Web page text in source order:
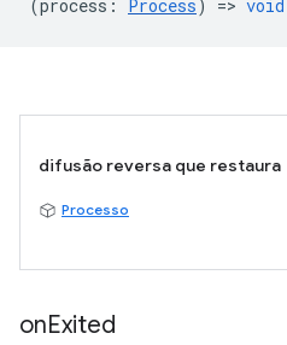
(process : Process) => void
difusão reversa que restaura
Processo
onExited